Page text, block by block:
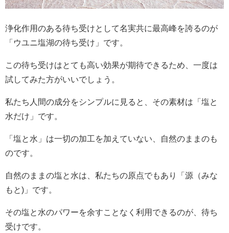
浄化作用のある待ち受けとして名実共に最高峰を誇るのが
「ウユニ塩湖の待ち受け」です。
この待ち受けはとても高い効果が期待できるため、一度は
試してみた方がいいでしょう。
私たち人間の成分をシンプルに見ると、その素材は「塩と
水だけ」です。
「塩と水」は一切の加工を加えていない、自然のままのも
のです。
自然のままの塩と水は、私たちの原点でもあり「源（みな
もと)」です。
その塩と水のパワーを余すことなく利用できるのが、待ち
受けです。